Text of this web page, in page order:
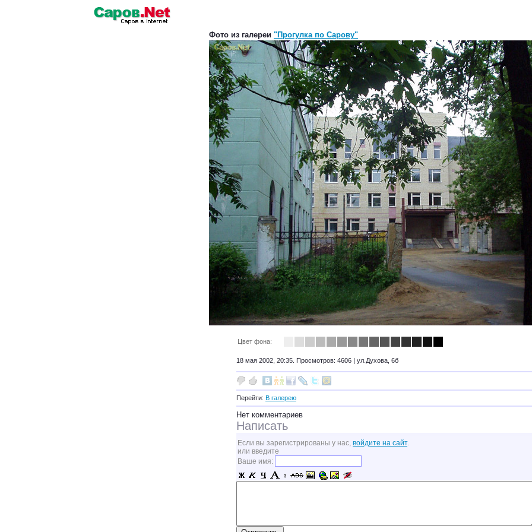
Фото из галереи "Прогулка по Сарову"
Цвет фона:
18 мая 2002, 20:35. Просмотров: 4606 | ул.Духова, 6б
Перейти: В галерею
Нет комментариев
Написать
Если вы зарегистрированы у нас, войдите на сайт.
или введите
Ваше имя: